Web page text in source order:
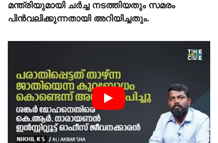
മന്ത്രിയുമായി ചർച്ച നടത്തിയതും സമരം
പിൻവലിക്കുന്നതായി അറിയിച്ചതും.